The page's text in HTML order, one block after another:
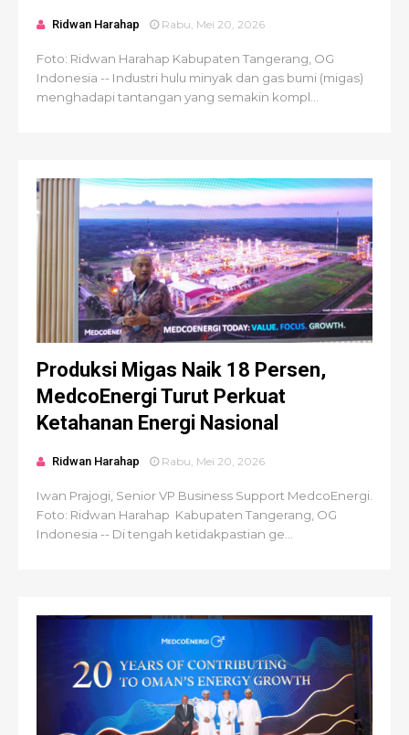
Ridwan Harahap Rabu, Mei 20, 2026
Foto: Ridwan Harahap Kabupaten Tangerang, OG
Indonesia -- Industri hulu minyak dan gas bumi (migas)
menghadapi tantangan yang semakin kompl...
Produksi Migas Naik 18 Persen,
MedcoEnergi Turut Perkuat
Ketahanan Energi Nasional
Ridwan Harahap Rabu, Mei 20, 2026
Iwan Prajogi, Senior VP Business Support MedcoEnergi.
Foto: Ridwan Harahap Kabupaten Tangerang, OG
Indonesia -- Di tengah ketidakpastian ge...